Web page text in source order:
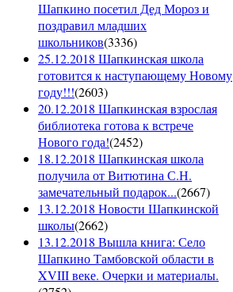
Шапкино посетил Дед Мороз и
поздравил младших
школьников(3336)
25.12.2018 Шапкинская школа
готовится к наступающему Новому
году!!!(2603)
20.12.2018 Шапкинская взрослая
библиотека готова к встрече
Нового года!(2452)
18.12.2018 Шапкинская школа
получила от Витютина С.Н.
замечательный подарок...(2667)
13.12.2018 Новости Шапкинской
школы(2662)
13.12.2018 Вышла книга: Село
Шапкино Тамбовской области в
XVIII веке. Очерки и материалы.